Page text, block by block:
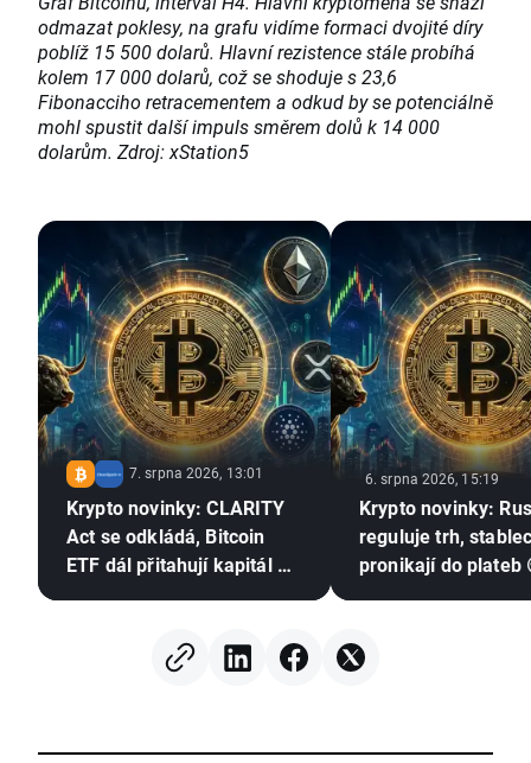
odmazat poklesy, na grafu vidíme formaci dvojité díry
poblíž 15 500 dolarů. Hlavní rezistence stále probíhá
kolem 17 000 dolarů, což se shoduje s 23,6
Fibonacciho retracementem a odkud by se potenciálně
mohl spustit další impuls směrem dolů k 14 000
dolarům. Zdroj: xStation5
7. srpna 2026, 13:01
Krypto novinky: CLARITY
Act se odkládá, Bitcoin
ETF dál přitahují kapitál a
6. srpna 2026, 15:19
Krypto novinky:
reguluje trh,
pronikají do plateb